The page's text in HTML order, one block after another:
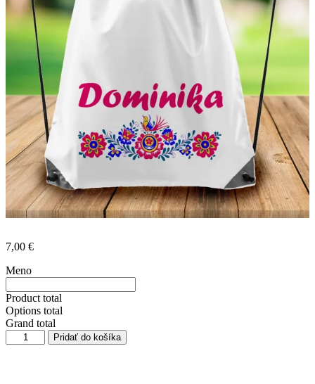
7,00 €
Meno
Product total
Options total
Grand total
množstvo
Batoh
Pridať do košíka